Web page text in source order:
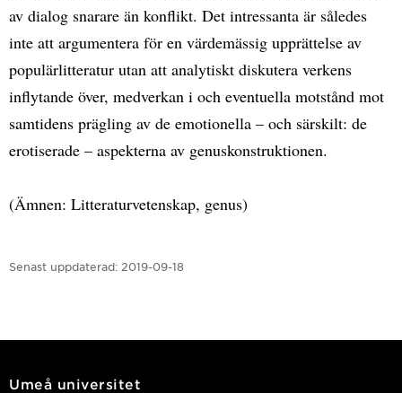
av dialog snarare än konflikt. Det intressanta är således
inte att argumentera för en värdemässig upprättelse av
populärlitteratur utan att analytiskt diskutera verkens
inflytande över, medverkan i och eventuella motstånd mot
samtidens prägling av de emotionella – och särskilt: de
erotiserade – aspekterna av genuskonstruktionen.
(Ämnen: Litteraturvetenskap, genus)
Senast uppdaterad: 2019-09-18
Umeå universitet